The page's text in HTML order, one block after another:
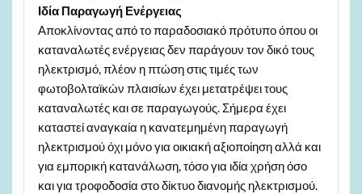
Ιδία Παραγωγή Ενέργειας
Αποκλίνοντας από το παραδοσιακό πρότυπο όπου οι
καταναλωτές ενέργειας δεν παράγουν τον δικό τους
ηλεκτρισμό, πλέον η πτώση στις τιμές των
φωτοβολταϊκών πλαισίων έχει μετατρέψει τους
καταναλωτές και σε παραγωγούς. Σήμερα έχει
καταστεί αναγκαία η κανατεμημένη παραγωγή
ηλεκτρισμού όχι μόνο για οικιακή αξιοποίηση αλλά και
για εμπορική κατανάλωση, τόσο για ιδία χρήση όσο
και για τροφοδοσία στο δίκτυο διανομής ηλεκτρισμού.